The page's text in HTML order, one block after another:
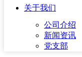
关于我们
公司介绍
新闻资讯
党支部